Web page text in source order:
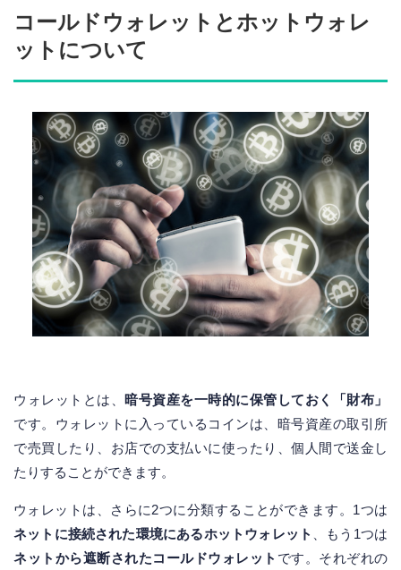
コールドウォレットとホットウォレ
ットについて
ウォレットとは、 暗号資産を一時的に保管しておく「財布」
です。ウォレットに入っているコインは、暗号資産の取引所
で売買したり、お店での支払いに使ったり、個人間で送金し
たりすることができます。
ウォレットは、さらに2つに分類することができます。1つは
ネットに接続された環境にあるホットウォレット
、もう1つは
ネットから遮断されたコールドウォレット です。それぞれの